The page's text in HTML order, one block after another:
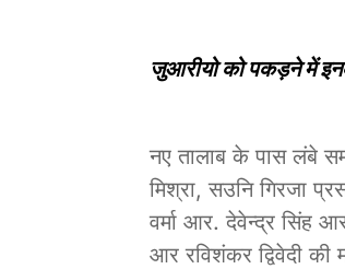
जुआरीयो को पकड़ने में
नए तालाब के पास लंबे
मिश्रा, सउनि गिरजा
वर्मा आर. देवेन्द्र सिंह
आर रविशंकर द्विवेदी की